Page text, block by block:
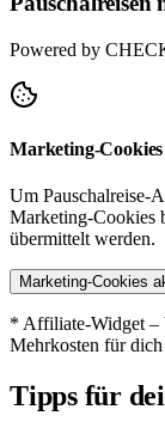
Powered by
Marketing-
Um Pauschalreise-
Marketing-Cookies
übermittelt werden.
Marketing-Cookies
* Affiliate-Widget –
Mehrkosten für dich
Tipps für